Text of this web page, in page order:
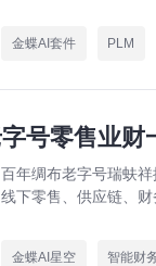
金蝶AI套件 PLM
号零售业财
百年绸布老字号瑞蚨
线下零售、供应链、
金蝶AI星空 智能财